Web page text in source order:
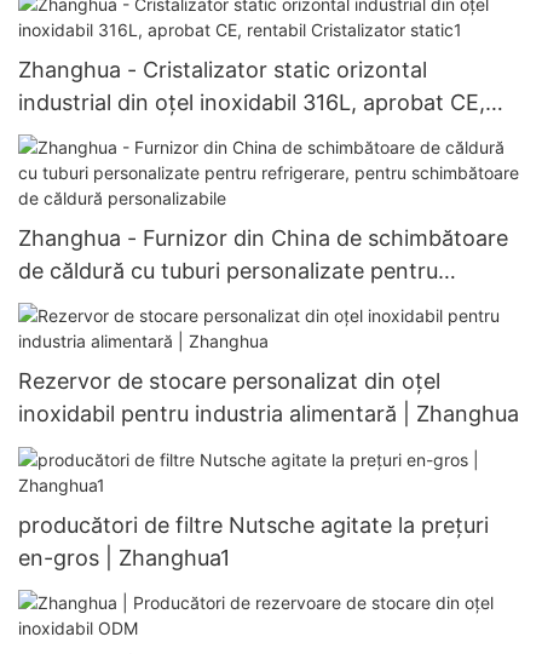
Zhanghua - Cristalizator static orizontal
industrial din oțel inoxidabil 316L, aprobat CE,
rentabil Cristalizator static1
Zhanghua - Furnizor din China de schimbătoare
de căldură cu tuburi personalizate pentru
refrigerare, pentru schimbătoare de căldură
personalizabile
Rezervor de stocare personalizat din oțel
inoxidabil pentru industria alimentară | Zhanghua
producători de filtre Nutsche agitate la prețuri
en-gros | Zhanghua1